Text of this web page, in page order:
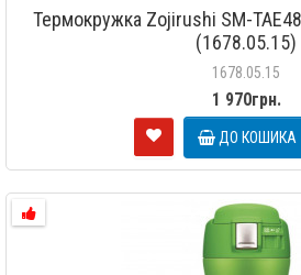
Термокружка Zojirushi SM-
(1678.05.15)
1678.05.15
1 970грн.
ДО КОШИКА